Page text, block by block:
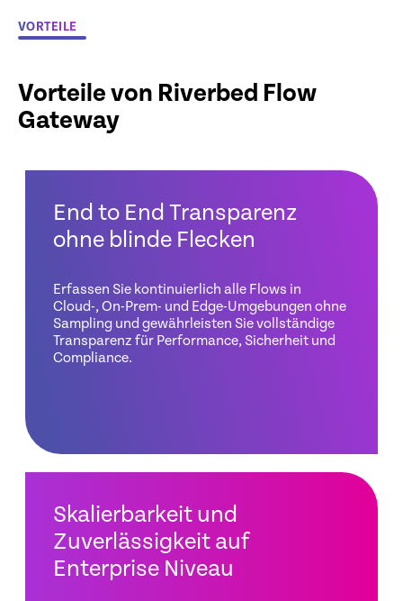
VORTEILE
Vorteile von Riverbed Flow
Gateway
End to End Transparenz
ohne blinde Flecken
Erfassen Sie kontinuierlich alle Flows in
Cloud-, On-Prem- und Edge-Umgebungen ohne
Sampling und gewährleisten Sie vollständige
Transparenz für Performance, Sicherheit und
Compliance.
Skalierbarkeit und
Zuverlässigkeit auf
Enterprise Niveau